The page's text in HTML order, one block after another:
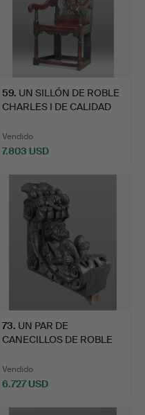
59. UN SILLÓN DE ROBLE
CHARLES I DE CALIDAD
Vendido
7.803 USD
73. UN PAR DE
CANECILLOS DE ROBLE
Vendido
6.727 USD